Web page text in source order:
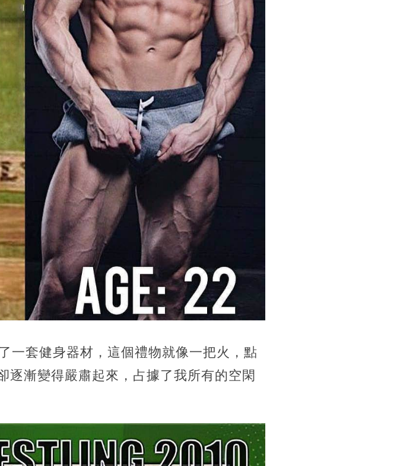
一套健身器材，這個禮物就像一把火，點
逐漸變得嚴肅起來，占據了我所有的空閑